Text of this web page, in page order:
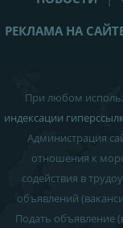
РЕКЛАМА НА
При любом
индексации
Администрация
отношения к
содействия в
объявлений
Подать объявление